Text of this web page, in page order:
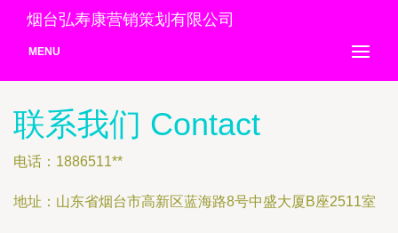
烟台弘寿康营销策划有限公司
MENU
联系我们 Contact
电话：1886511**
地址：山东省烟台市高新区蓝海路8号中盛大厦B座2511室